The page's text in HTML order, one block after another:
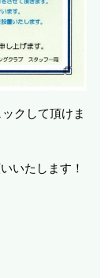
クして頂けま
いたします！